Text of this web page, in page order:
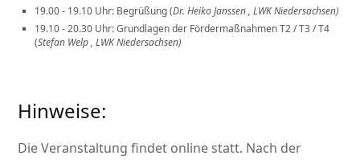
19.00 - 19.10 Uhr: Begrüßung (Dr. Heiko Janssen , LWK Niedersachsen)
19.10 - 20.30 Uhr: Grundlagen der Fördermaßnahmen T2 / T3 / T4
(Stefan Welp , LWK Niedersachsen)
Hinweise:
Die Veranstaltung findet online statt. Nach der